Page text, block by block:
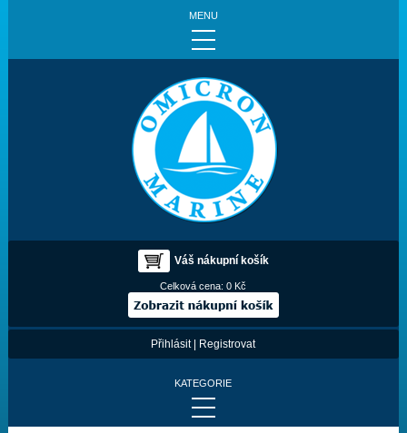
MENU
Váš nákupní košík
Celková cena:0 Kč
Přihlásit| Registrovat
KATEGORIE